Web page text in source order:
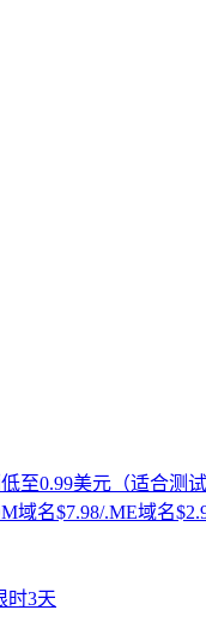
至0.99美元（适合测试
域名$7.98/.ME域名
时3天